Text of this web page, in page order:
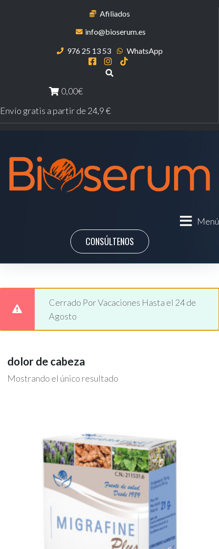
Afiliados
info@bioserum.es
976 25 13 53 WhatsApp
0,00€
Envío gratis a partir de 24,9 €
Menú
CONSÚLTENOS
Cerrado Por Vacaciones Hasta el 24 de
Agosto
dolor de cabeza
Mostrando el único resultado